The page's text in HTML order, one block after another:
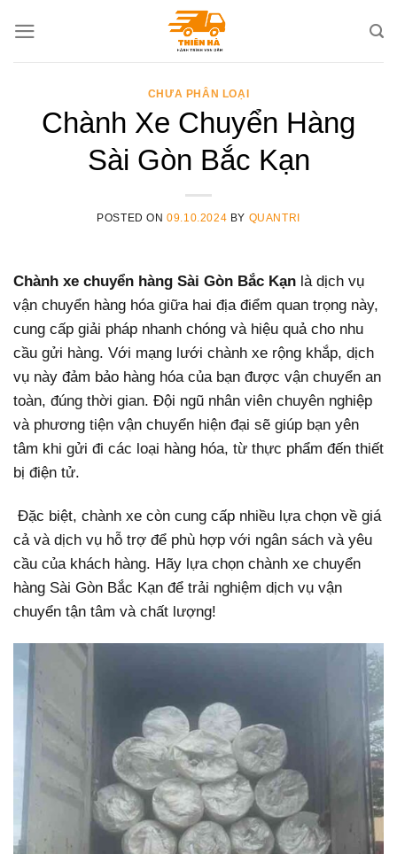
CHƯA PHÂN LOẠI
Chành Xe Chuyển Hàng
Sài Gòn Bắc Kạn
POSTED ON09.10.2024 BY QUANTRI
Chành xe chuyển hàng Sài Gòn Bắc Kạn là dịch vụ
vận chuyển hàng hóa giữa hai địa điểm quan trọng này,
cung cấp giải pháp nhanh chóng và hiệu quả cho nhu
cầu gửi hàng. Với mạng lưới chành xe rộng khắp, dịch
vụ này đảm bảo hàng hóa của bạn được vận chuyển an
toàn, đúng thời gian. Đội ngũ nhân viên chuyên nghiệp
và phương tiện vận chuyển hiện đại sẽ giúp bạn yên
tâm khi gửi đi các loại hàng hóa, từ thực phẩm đến thiết
bị điện tử.
Đặc biệt, chành xe còn cung cấp nhiều lựa chọn về giá
cả và dịch vụ hỗ trợ để phù hợp với ngân sách và yêu
cầu của khách hàng. Hãy lựa chọn chành xe chuyển
hàng Sài Gòn Bắc Kạn để trải nghiệm dịch vụ vận
chuyển tận tâm và chất lượng!